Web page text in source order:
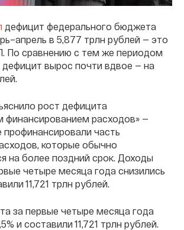
дефицит федерального бюджета
в 5,877 трлн рублей — это
По сравнению с тем же периодом
вырос почти вдвое — на
рост дефицита
расходов» —
профинансировали часть
которые обычно
на более поздний срок. Доходы
четыре месяца года снизились
11,721 трлн рублей.
за первые четыре месяца года
и составили 11,721 трлн рублей.